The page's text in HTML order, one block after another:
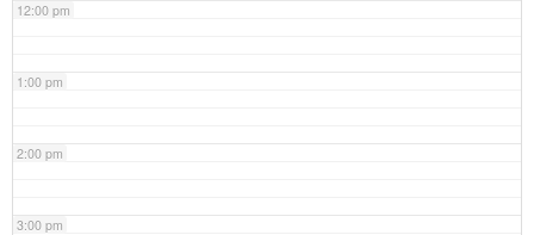
12:00 pm
1:00 pm
2:00 pm
3:00 pm